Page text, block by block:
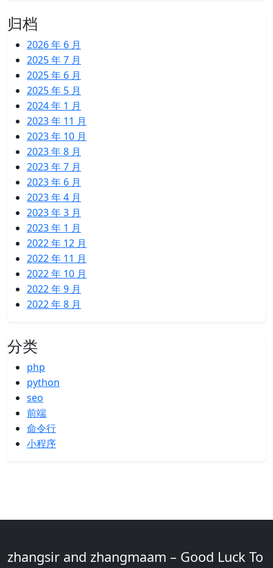
归档
2026 年 6 月
2025 年 7 月
2025 年 6 月
2025 年 5 月
2024 年 1 月
2023 年 11 月
2023 年 10 月
2023 年 8 月
2023 年 7 月
2023 年 6 月
2023 年 4 月
2023 年 3 月
2023 年 1 月
2022 年 12 月
2022 年 11 月
2022 年 10 月
2022 年 9 月
2022 年 8 月
分类
php
python
seo
前端
命令行
小程序
zhangsir and zhangmaam – Good Luck To